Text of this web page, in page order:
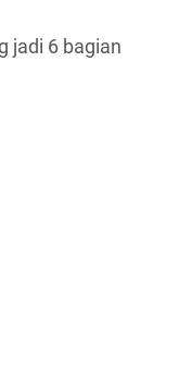
jadi 6 bagian